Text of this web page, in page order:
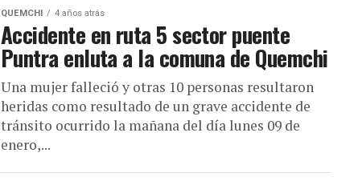
QUEMCHI 4 años atrás
Accidente en ruta 5 sector puente
Puntra enluta a la comuna de Quemchi
Una mujer falleció y otras 10 personas resultaron
heridas como resultado de un grave accidente de
tránsito ocurrido la mañana del día lunes 09 de
enero,...